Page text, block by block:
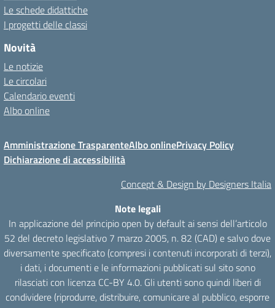
Le schede didattiche
I progetti delle classi
Novità
Le notizie
Le circolari
Calendario eventi
Albo online
Amministrazione TrasparenteAlbo onlinePrivacy Policy
Dichiarazione di accessibilità
Concept & Design by Designers Italia
Note legali
In applicazione del principio open by default ai sensi dell’articolo
52 del decreto legislativo 7 marzo 2005, n. 82 (CAD) e salvo dove
diversamente specificato (compresi i contenuti incorporati di terzi),
i dati, i documenti e le informazioni pubblicati sul sito sono
rilasciati con licenza CC-BY 4.0. Gli utenti sono quindi liberi di
condividere (riprodurre, distribuire, comunicare al pubblico, esporre